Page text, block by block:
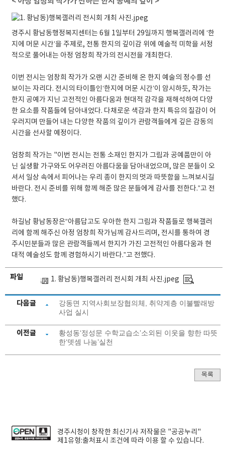
경주시 황남동행정복지센터는 6월 1일부터 29일까지 행복갤러리에 ‘한
지에 머문 시간’을 주제로, 전통 한지의 깊이감 위에 예술적 미학을 서정
적으로 풀어내는 아정 엄창희 작가의 전시전을 개최한다.
이번 전시는 엄창희 작가가 오랜 시간 준비해 온 한지 예술의 정수를 선
보이는 자리다. 전시의 타이틀인‘한지에 머문 시간’이 암시하듯, 작가는
한지 공예가 지닌 고전적인 아름다움과 현대적 감각을 재해석하여 다양
한 요소를 작품들에 담아내었다. 다채로운 색감과 한지 특유의 질감이 어
우러지며 만들어 내는 다양한 작품의 깊이가 관람객들에게 깊은 감동의
시간을 선사할 예정이다.
엄창희 작가는 "이번 전시는 전통 소재인 한지가 그림과 공예품만이 아
닌 실생활 가구와도 어우러진 아름다움을 담아내었으며, 많은 분들이 오
셔서 일상 속에서 피어나는 우리 종이 한지의 멋과 따뜻함을 느껴보시길
바란다. 전시 준비를 위해 함께 해준 많은 분들에게 감사를 전한다.”고 전
했다.
하길남 황남동장은“아름답고도 우아한 한지 그림과 작품들로 행복갤러
리에 함께 해주신 아정 엄창희 작가님께 감사드리며, 전시를 통하여 경
주시민분들과 많은 관람객들께서 한지가 가진 고전적인 아름다움과 현
대적 예술성도 함께 경험하시기 바란다.”고 전했다.
파일 1. 황남동)행복갤러리 전시회 개최 사진.jpeg
다음글
강동면 지역사회보장협의체, 취약계층 이불빨래방
사업 실시
이전글
황성동‘정성문 수학교습소’소외된 이웃을 향한 따뜻
한‘뎃셈 나눔’실천
목록
경주시청이 창작한최신기사 저작물은 "공공누리"
제1유형:출처표시 조건에 따라 이용 할 수 있습니다.